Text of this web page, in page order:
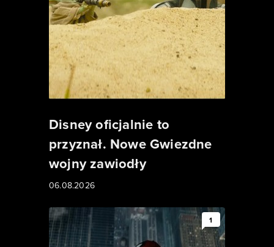
Disney oficjalnie to
przyznał. Nowe Gwiezdne
wojny zawiodły
06.08.2026
1